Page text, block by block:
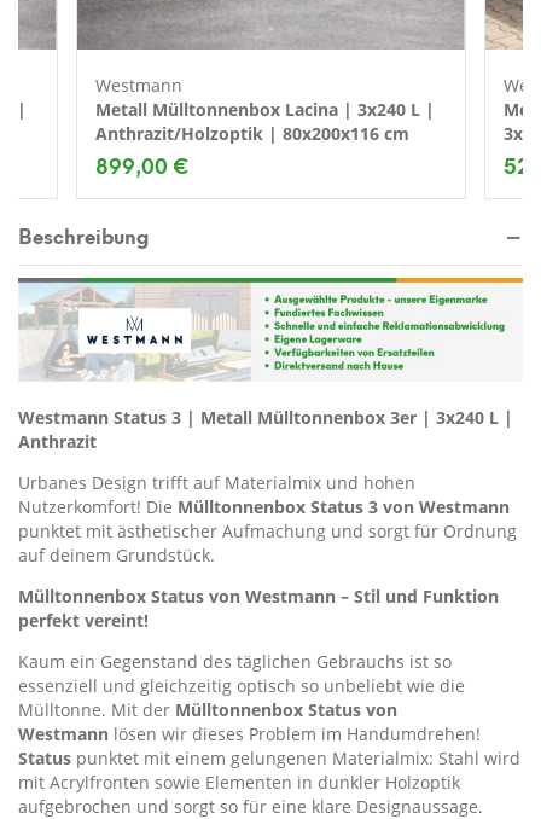
|
Westmann
Metall Mülltonnenbox Lacina | 3x240 L |
Anthrazit/Holzoptik | 80x200x116 cm
899,00 €
Beschreibung
Westmann Status 3 | Metall Mülltonnenbox 3er | 3x240 L |
Anthrazit
Urbanes Design trifft auf Materialmix und hohen
Nutzerkomfort! Die Mülltonnenbox Status 3 von Westmann
punktet mit ästhetischer Aufmachung und sorgt für Ordnung
auf deinem Grundstück.
Mülltonnenbox Status von Westmann – Stil und Funktion
perfekt vereint!
Kaum ein Gegenstand des täglichen Gebrauchs ist so
essenziell und gleichzeitig optisch so unbeliebt wie die
Mülltonne. Mit der Mülltonnenbox Status von
Westmann lösen wir dieses Problem im Handumdrehen!
Status punktet mit einem gelungenen Materialmix: Stahl wird
mit Acrylfronten sowie Elementen in dunkler Holzoptik
aufgebrochen und sorgt so für eine klare Designaussage.